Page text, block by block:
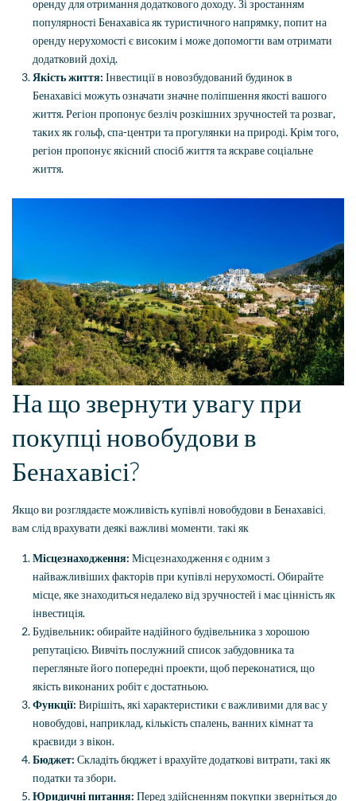
оренду для отримання додаткового доходу. Зі зростанням
популярності Бенахавіса як туристичного напрямку, попит на
оренду нерухомості є високим і може допомогти вам отримати
додатковий дохід.
Якість життя: Інвестиції в новозбудований будинок в
Бенахавісі можуть означати значне поліпшення якості вашого
життя. Регіон пропонує безліч розкішних зручностей та розваг,
таких як гольф, спа-центри та прогулянки на природі. Крім того,
регіон пропонує якісний спосіб життя та яскраве соціальне
життя.
На що звернути увагу при
покупці новобудови в
Бенахавісі?
Якщо ви розглядаєте можливість купівлі новобудови в Бенахавісі,
вам слід врахувати деякі важливі моменти, такі як
Місцезнаходження: Місцезнаходження є одним з
найважливіших факторів при купівлі нерухомості. Обирайте
місце, яке знаходиться недалеко від зручностей і має цінність як
інвестиція.
Будівельник: обирайте надійного будівельника з хорошою
репутацією. Вивчіть послужний список забудовника та
перегляньте його попередні проекти, щоб переконатися, що
якість виконаних робіт є достатньою.
Функції: Вирішіть, які характеристики є важливими для вас у
новобудові, наприклад, кількість спалень, ванних кімнат та
краєвиди з вікон.
Бюджет: Складіть бюджет і врахуйте додаткові витрати, такі як
податки та збори.
Юридичні питання: Перед здійсненням покупки зверніться до